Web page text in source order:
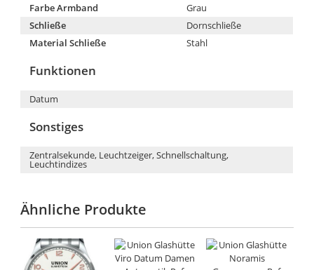
Farbe Armband
Grau
Schließe
Dornschließe
Material Schließe
Stahl
Funktionen
Datum
Sonstiges
Zentralsekunde, Leuchtzeiger, Schnellschaltung,
Leuchtindizes
Ähnliche Produkte